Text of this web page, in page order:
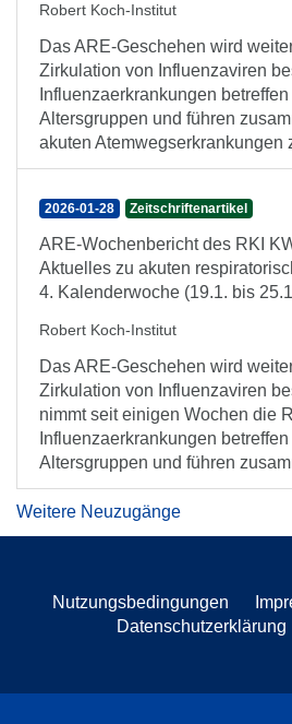
Robert Koch-Institut
Das ARE-Geschehen wird
Zirkulation von Influenzaviren
Influenzaerkrankungen
Altersgruppen und führen
akuten Atemwegserkrankungen
2026-01-28 Zeitschriftenartikel
ARE-Wochenbericht des RKI
Aktuelles zu akuten
4. Kalenderwoche (19.1. bis
Robert Koch-Institut
Das ARE-Geschehen wird
Zirkulation von Influenzaviren
nimmt seit einigen Wochen die
Influenzaerkrankungen
Altersgruppen und führen
Weitere Neuzugänge
Nutzungsbedingungen
Datenschutzerklärung